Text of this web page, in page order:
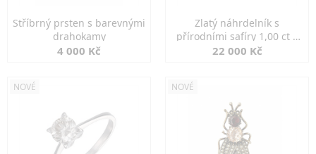
Stříbrný prsten s barevnými
drahokamy
4 000 Kč
Zlatý náhrdelník s
přírodními safíry 1,00 ct a
diamanty
22 000 Kč
NOVÉ NOVÉ